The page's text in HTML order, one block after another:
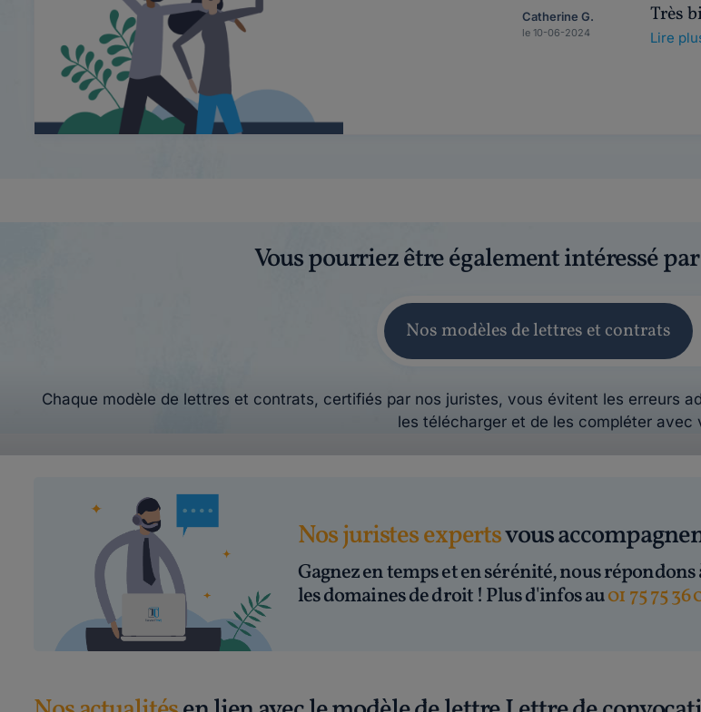
Catherine G.
le 10-06-2024
Très
Lire
Vous pourriez être également intéressé
Nos modèles de lettres et contrats
Chaque modèle de lettres et contrats, certifiés par nos juristes, vous évitent les erreurs
les télécharger et de les compléter avec
Nos juristes expertsvous
Gagnez en temps et en sérénité, nous
les domaines de droit ! Plus d'infos au01 75 75 36